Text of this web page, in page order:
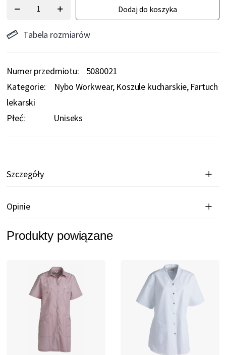
Dodaj do koszyka
Tabela rozmiarów
Numer przedmiotu
5080021
Kategorie:
Nybo Workwear Koszule kucharskie Fartuch
lekarski
Płeć:
Uniseks
Szczegóły
Opinie
Produkty powiązane